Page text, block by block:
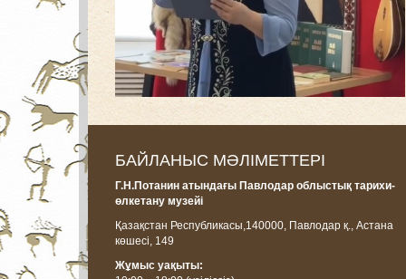
БАЙЛАНЫС МӘЛІМЕТТЕРІ
Г.Н.Потанин атындағы Павлодар облыстық тарихи-
өлкетану музейі
Қазақстан Республикасы,140000, Павлодар қ., Астана
көшесі, 149
Жұмыс уақыты: